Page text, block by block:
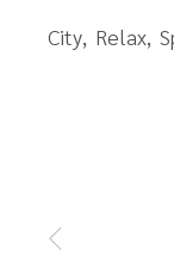
City Relax